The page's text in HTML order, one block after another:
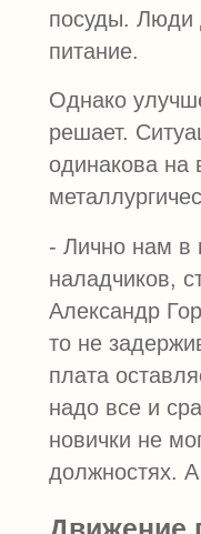
посуды. Люди
питание.
Однако
решает.
одинакова на
- Лично нам в
наладчиков,
Александр
то не
плата
надо все и
новички не
должностях.